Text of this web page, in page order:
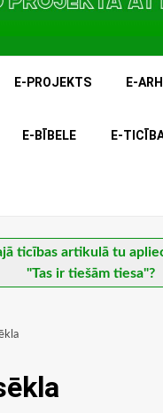
E-PROJEKTS E-
E-BĪBELE E-
ticības artikulā tu
"Tas ir tiešām tiesa"?